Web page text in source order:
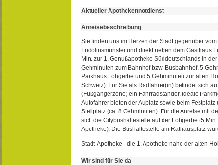
Aktueller Apothekennotdienst
Anreisebeschreibung
Sie finden uns im Herzen der Stadt gegenüber
Fridolinsmünster und direkt neben dem Gasthaus
Min. zur 1. Genußapotheke Süddeutschlands in
Gehminuten zum Bahnhof bzw. Busbahnhof, 5
Parkhaus Lohgerbe und 5 Gehminuten zur alten
Schweiz). Für Sie als Radfahrer(in) befindet sich
(Fußgängerzone) ein Fahrradständer. Ideale
Autofahrer bieten der Auplatz sowie beim Festplatz
Stellplatz (ca. 8 Gehminuten). Für die Anreise mit
sich die Citybushaltestelle auf der Lohgerbe (5
Apotheke). Die Bushaltestelle am Rathausplatz
Stadt-Apotheke - die 1. Apotheke nahe der alten
Wir sind für Sie da